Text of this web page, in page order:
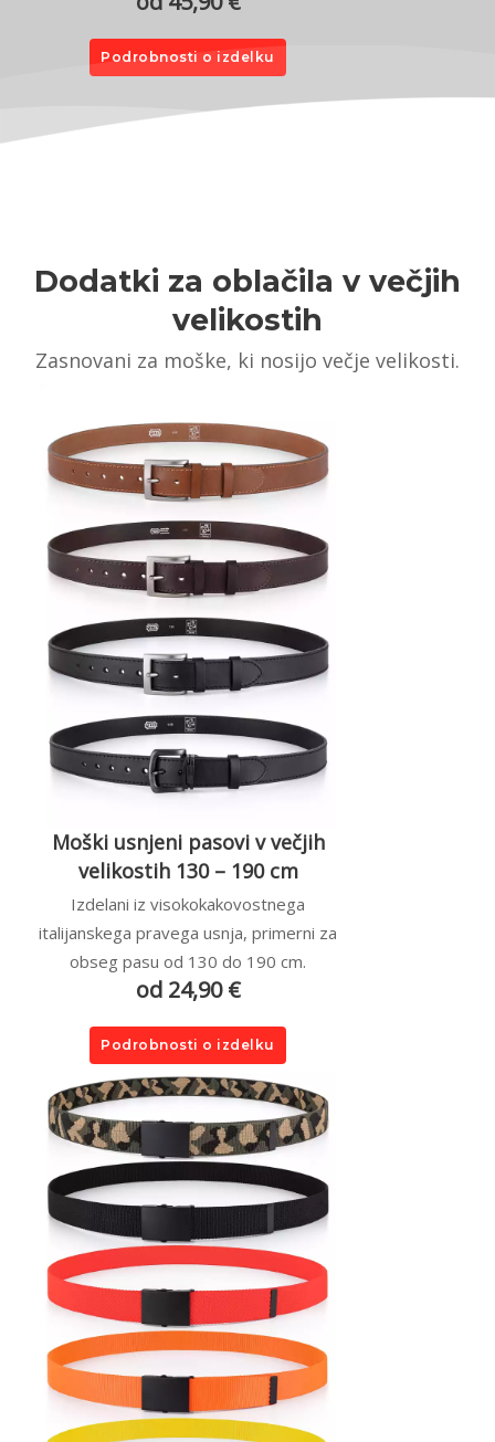
Podrobnosti o izdelku
Dodatki za oblačila v večjih
velikostih
Zasnovani za moške, ki nosijo večje velikosti.
Moški usnjeni pasovi v večjih
velikostih 130 – 190 cm
Izdelani iz visokokakovostnega
italijanskega pravega usnja, primerni za
obseg pasu od 130 do 190 cm.
od 24,90 €
Podrobnosti o izdelku